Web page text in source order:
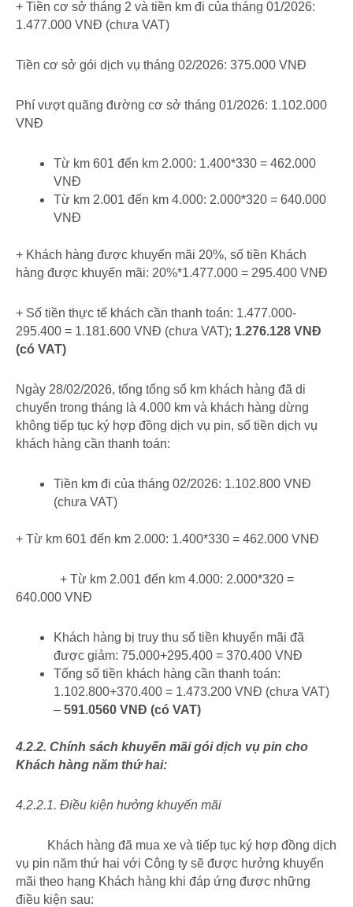
+ Tiền cơ sở tháng 2 và tiền km đi của tháng 01/2026:
1.477.000 VNĐ (chưa VAT)
Tiền cơ sở gói dịch vụ tháng 02/2026: 375.000 VNĐ
Phí vượt quãng đường cơ sở tháng 01/2026: 1.102.000
VNĐ
Từ km 601 đến km 2.000: 1.400*330 = 462.000
VNĐ
Từ km 2.001 đến km 4.000: 2.000*320 = 640.000
VNĐ
+ Khách hàng được khuyến mãi 20%, số tiền Khách
hàng được khuyến mãi: 20%*1.477.000 = 295.400 VNĐ
+ Số tiền thực tế khách cần thanh toán: 1.477.000-
295.400 = 1.181.600 VNĐ (chưa VAT); 1.276.128 VNĐ
(có VAT)
Ngày 28/02/2026, tổng tổng số km khách hàng đã di
chuyển trong tháng là 4.000 km và khách hàng dừng
không tiếp tục ký hợp đồng dịch vụ pin, số tiền dịch vụ
khách hàng cần thanh toán:
Tiền km đi của tháng 02/2026: 1.102.800 VNĐ
(chưa VAT)
+ Từ km 601 đến km 2.000: 1.400*330 = 462.000 VNĐ
+ Từ km 2.001 đến km 4.000: 2.000*320 =
640.000 VNĐ
Khách hàng bị truy thu số tiền khuyến mãi đã
được giảm: 75.000+295.400 = 370.400 VNĐ
Tổng số tiền khách hàng cần thanh toán:
1.102.800+370.400 = 1.473.200 VNĐ (chưa VAT)
– 591.0560 VNĐ (có VAT)
4.2.2. Chính sách khuyến mãi gói dịch vụ pin cho
Khách hàng năm thứ hai:
4.2.2.1. Điều kiện hưởng khuyến mãi
Khách hàng đã mua xe và tiếp tục ký hợp đồng dịch
vụ pin năm thứ hai với Công ty sẽ được hưởng khuyến
mãi theo hạng Khách hàng khi đáp ứng được những
điều kiện sau: